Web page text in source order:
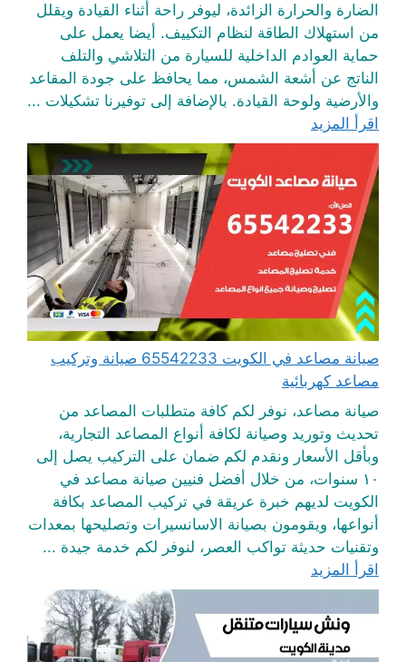
الضارة والحرارة الزائدة، ليوفر راحة أثناء القيادة ويقلل
من استهلاك الطاقة لنظام التكييف. أيضا يعمل على
حماية العوادم الداخلية للسيارة من التلاشي والتلف
الناتج عن أشعة الشمس، مما يحافظ على جودة المقاعد
والأرضية ولوحة القيادة. بالإضافة إلى توفيرنا تشكيلات ...
اقرأ المزيد
صيانة مصاعد في الكويت 65542233 صيانة وتركيب
مصاعد كهربائية
صيانة مصاعد، نوفر لكم كافة متطلبات المصاعد من
تحديث وتوريد وصيانة لكافة أنواع المصاعد التجارية،
وبأقل الأسعار ونقدم لكم ضمان على التركيب يصل إلى
١٠ سنوات، من خلال أفضل فنيين صيانة مصاعد في
الكويت لديهم خبرة عريقة في تركيب المصاعد بكافة
أنواعها، ويقومون بصيانة الاسانسيرات وتصليحها بمعدات
وتقنيات حديثة تواكب العصر، لنوفر لكم خدمة جيدة ...
اقرأ المزيد